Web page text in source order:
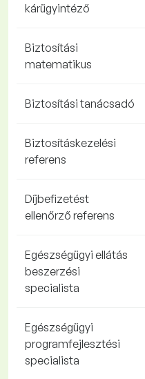
kárügyintéző
Biztosítási
matematikus
Biztosítási tanácsadó
Biztosításkezelési
referens
Díjbefizetést
ellenőrző referens
Egészségügyi ellátás
beszerzési
specialista
Egészségügyi
programfejlesztési
specialista